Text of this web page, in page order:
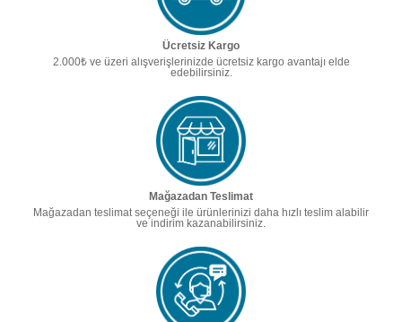
Ücretsiz Kargo
2.000₺ ve üzeri alışverişlerinizde ücretsiz kargo avantajı elde
edebilirsiniz.
Mağazadan Teslimat
Mağazadan teslimat seçeneği ile ürünlerinizi daha hızlı teslim alabilir
ve indirim kazanabilirsiniz.